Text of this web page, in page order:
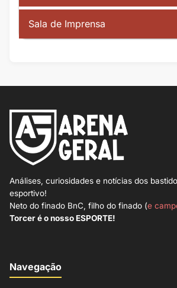
Sala de Imprensa
Análises, curiosidades e notícias dos
esportivo!
Neto do finado BnC, filho do finado (e
Torcer é o nosso ESPORTE!
Navegação